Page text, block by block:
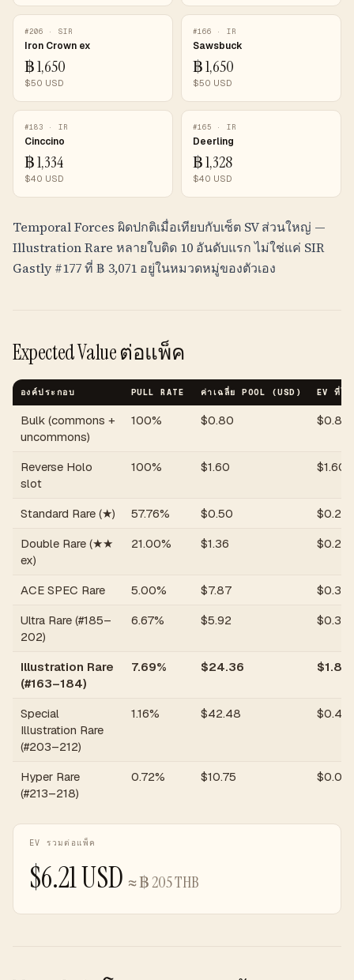
#206 · SIR
Iron Crown ex
฿1,650
$50 USD
#166 · IR
Sawsbuck
฿1,650
$50 USD
#183 · IR
Cinccino
฿1,334
$40 USD
#165 · IR
Deerling
฿1,328
$40 USD
Temporal Forces ผิดปกติเมื่อเทียบกับเซ็ต SV ส่วนใหญ่ —
Illustration Rare หลายใบติด 10 อันดับแรก ไม่ใช่แค่ SIR
Gastly #177 ที่ ฿ 3,071 อยู่ในหมวดหมู่ของตัวเอง
Expected Value ต่อแพ็ค
องค์ประกอบ PULL RATE ค่าเฉลี่ย POOL (USD) EV ที่ไ
Bulk (commons +
uncommons)
100% $0.80 $0.80
Reverse Holo
slot
100% $1.60 $1.60
Standard Rare (★) 57.76% $0.50 $0.29
Double Rare (★★
ex)
21.00% $1.36 $0.29
ACE SPEC Rare 5.00% $7.87 $0.39
Ultra Rare (#185–
202)
6.67% $5.92 $0.39
Illustration Rare
(#163–184)
7.69% $24.36 $1.87
Special
Illustration Rare
(#203–212)
1.16% $42.48 $0.49
Hyper Rare
(#213–218)
0.72% $10.75 $0.08
EV รวมต่อแพ็ค
$6.21USD ≈฿205THB